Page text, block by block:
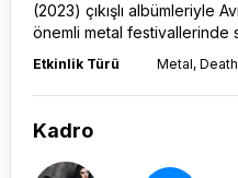
(2023) çıkışlı albümleriyle
önemli metal festivallerinde
Etkinlik Türü Metal,
Kadro